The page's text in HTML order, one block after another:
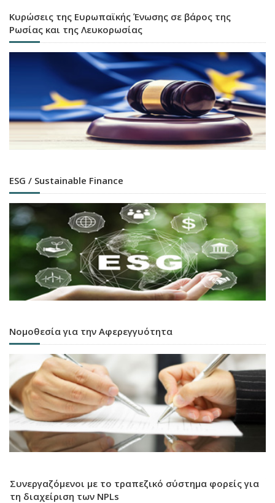
Κυρώσεις της Ευρωπαϊκής Ένωσης σε βάρος της
Ρωσίας και της Λευκορωσίας
ESG / Sustainable Finance
Νομοθεσία για την Αφερεγγυότητα
Συνεργαζόμενοι με το τραπεζικό σύστημα φορείς για
τη διαχείριση των NPLs